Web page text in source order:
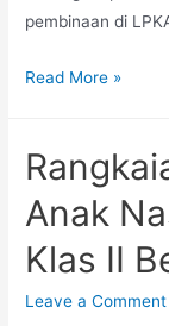
pembinaan di
KOLABORASI
LPKA
MEWUJUDKAN
PERINGATAN
HARI
NASIONAL
Read More »
Anak
Klas II
Leave a Comment